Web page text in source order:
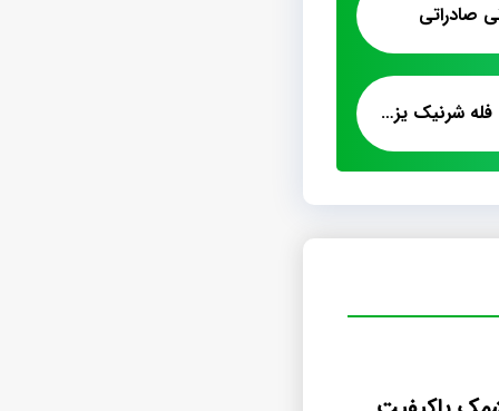
صادراتی
فروش پشمک الیافی فله شرنیک یزدی